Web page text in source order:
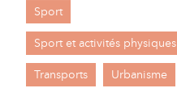
Sport
Sport et activités physiques
Transports Urbanisme